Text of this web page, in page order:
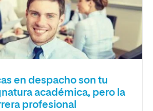
en despacho son tu
académica, pero la
profesional